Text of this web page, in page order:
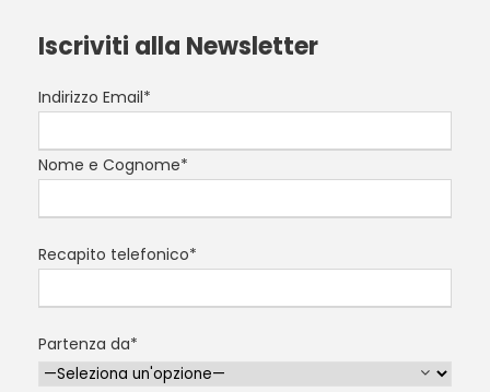
Iscriviti alla Newsletter
Indirizzo Email*
Nome e Cognome*
Recapito telefonico*
Partenza da*